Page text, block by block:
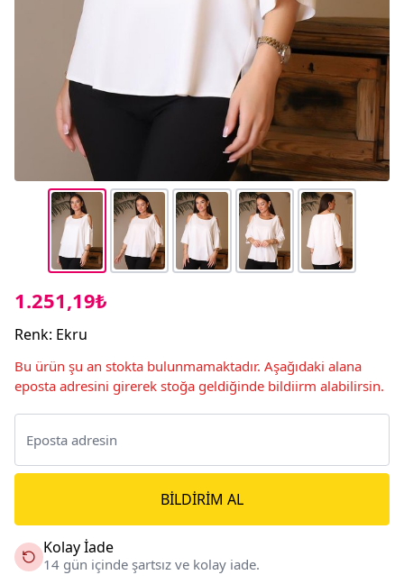
1.251,19₺
Renk: Ekru
Bu ürün şu an stokta bulunmamaktadır. Aşağıdaki alana
eposta adresini girerek stoğa geldiğinde bildiirm alabilirsin.
BILDIRIM AL
Kolay İade
14 gün içinde şartsız ve kolay iade.